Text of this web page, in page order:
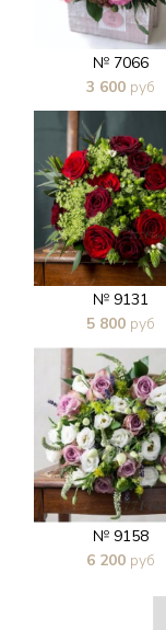
№ 7066
3 600 руб
В 1 клик
№ 9131
5 800 руб
В 1 клик
№ 9158
6 200 руб